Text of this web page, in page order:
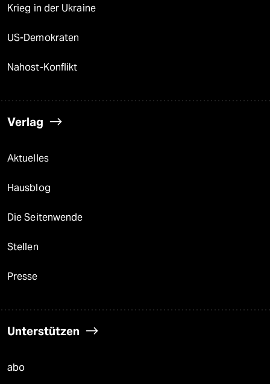
Krieg in der Ukraine
US-Demokraten
Nahost-Konflikt
Verlag
Aktuelles
Hausblog
Die Seitenwende
Stellen
Presse
Unterstützen
abo